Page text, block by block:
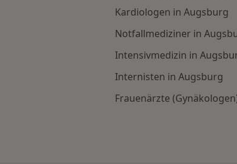
Kardiologen in Augsburg
Notfallmediziner in
Intensivmedizin in
Internisten in Augsburg
Frauenärzte